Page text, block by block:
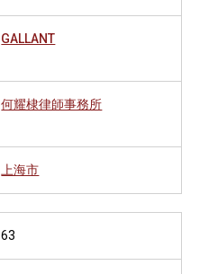
GALLANT
何耀棣律師事務所
上海市
63